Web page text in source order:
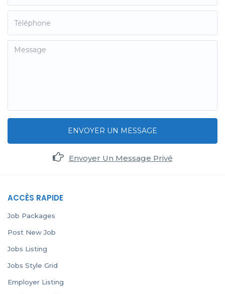
ENVOYER UN MESSAGE
Envoyer Un Message Privé
ACCÈS RAPIDE
Job Packages
Post New Job
Jobs Listing
Jobs Style Grid
Employer Listing